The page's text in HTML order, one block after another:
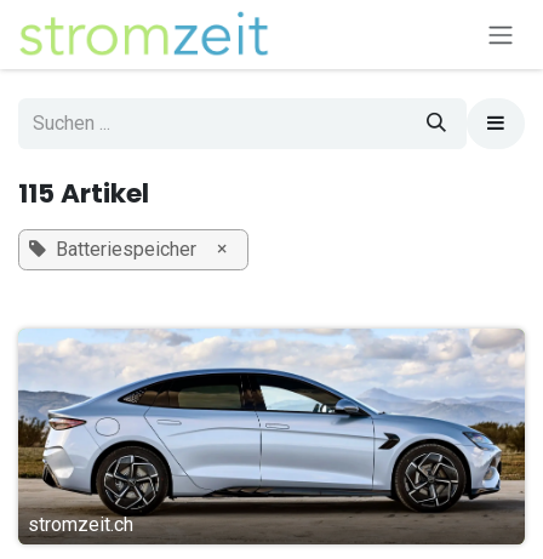
Zum Inhalt springen
115 Artikel
Batteriespeicher ×
stromzeit.ch